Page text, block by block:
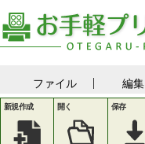
ファイル 編集
新規作成 開く 保存